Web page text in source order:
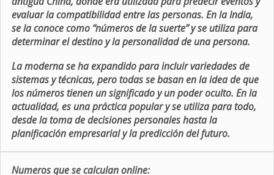
evaluar la compatibilidad entre las personas. En la India,
se la conoce como “números de la suerte” y se utiliza para
determinar el destino y la personalidad de una persona.
La moderna se ha expandido para incluir variedades de
sistemas y técnicas, pero todas se basan en la idea de que
los números tienen un significado y un poder oculto. En la
actualidad, es una práctica popular y se utiliza para todo,
desde la toma de decisiones personales hasta la
planificación empresarial y la predicción del futuro.
Numeros que se calculan online: